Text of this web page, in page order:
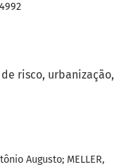
risco urbanização
Augusto; MELLER,